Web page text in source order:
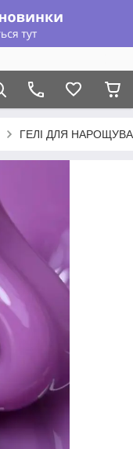
ГЕЛІ ДЛЯ